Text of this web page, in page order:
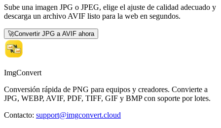
Sube una imagen JPG o JPEG, elige el ajuste de calidad adecuado y
descarga un archivo AVIF listo para la web en segundos.
🚀Convertir JPG a AVIF ahora
ImgConvert
Conversión rápida de PNG para equipos y creadores. Convierte a
JPG, WEBP, AVIF, PDF, TIFF, GIF y BMP con soporte por lotes.
Contacto: support@imgconvert.cloud